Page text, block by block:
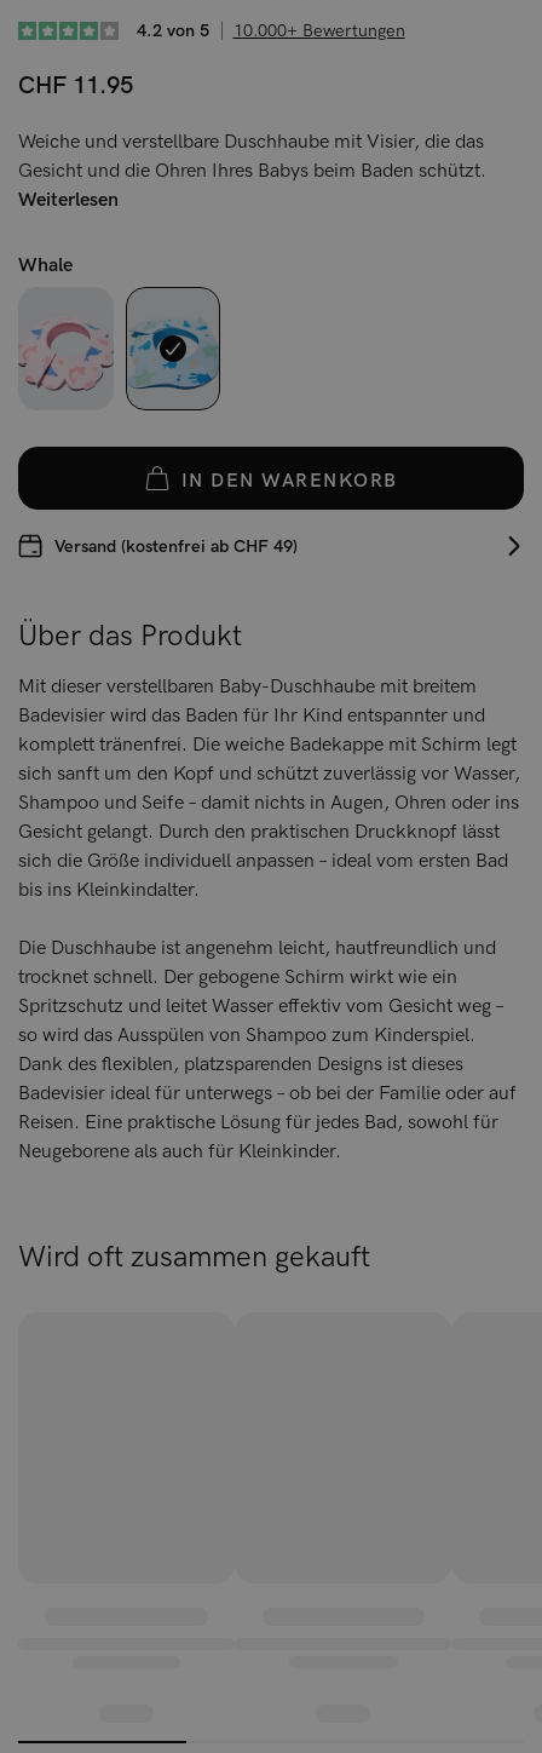
4.2 von 5 10.000+ Bewertungen
CHF 11.95
Weiche und verstellbare Duschhaube mit Visier, die das
Gesicht und die Ohren Ihres Babys beim Baden schützt.
Weiterlesen
Whale
IN DEN WARENKORB
Versand (kostenfrei ab CHF 49)
Über das Produkt
Mit dieser verstellbaren Baby-Duschhaube mit breitem
Badevisier wird das Baden für Ihr Kind entspannter und
komplett tränenfrei. Die weiche Badekappe mit Schirm legt
sich sanft um den Kopf und schützt zuverlässig vor Wasser,
Shampoo und Seife – damit nichts in Augen, Ohren oder ins
Gesicht gelangt. Durch den praktischen Druckknopf lässt
sich die Größe individuell anpassen – ideal vom ersten Bad
bis ins Kleinkindalter.
Die Duschhaube ist angenehm leicht, hautfreundlich und
trocknet schnell. Der gebogene Schirm wirkt wie ein
Spritzschutz und leitet Wasser effektiv vom Gesicht weg –
so wird das Ausspülen von Shampoo zum Kinderspiel.
Dank des flexiblen, platzsparenden Designs ist dieses
Badevisier ideal für unterwegs – ob bei der Familie oder auf
Reisen. Eine praktische Lösung für jedes Bad, sowohl für
Neugeborene als auch für Kleinkinder.
Wird oft zusammen gekauft